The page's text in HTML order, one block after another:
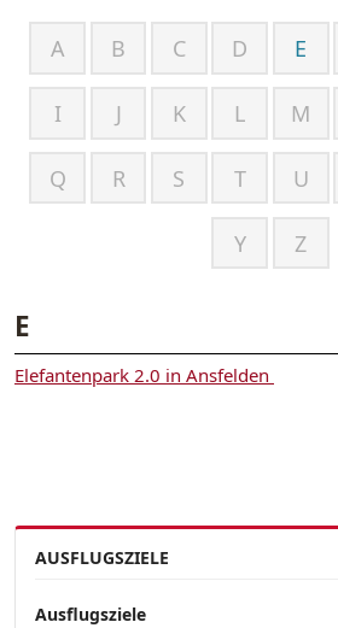
A B C D E
I J K L M
Q R S T U
Y Z
E
Elefantenpark 2.0 in Ansfelden
AUSFLUGSZIELE
Ausflugsziele